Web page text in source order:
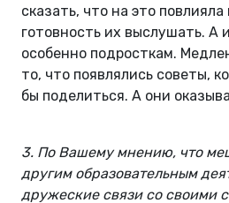
сказать, что на это
готовность их выслушать. А
особенно подросткам.
то, что появлялись советы,
бы поделиться. А они
3. По Вашему мнению, что
другим образовательным
дружеские связи со своими